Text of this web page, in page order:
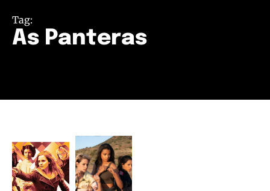
Tag:
As Panteras